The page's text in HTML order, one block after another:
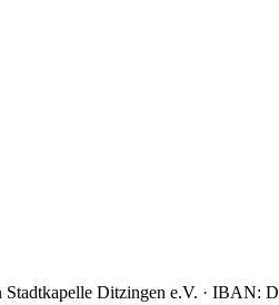
Ditzingen e.V. · IBAN: